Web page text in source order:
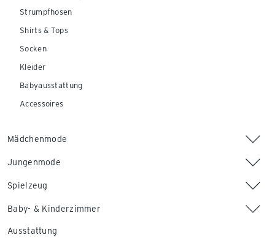
Strumpfhosen
Shirts & Tops
Socken
Kleider
Babyausstattung
Accessoires
Mädchenmode
Jungenmode
Spielzeug
Baby- & Kinderzimmer
Ausstattung